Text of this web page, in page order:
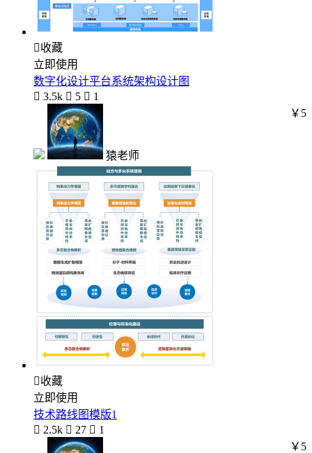
收藏
立即使用
数字化设计平台系统架构设计图
 3.5k  5  1
猿老师
￥5
收藏
立即使用
技术路线图模版1
 2.5k  27  1
￥5